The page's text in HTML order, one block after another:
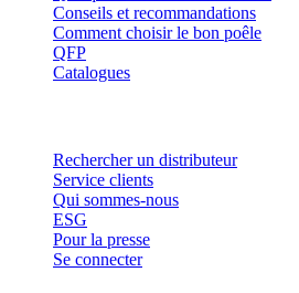
Conseils et recommandations
Comment choisir le bon poêle
QFP
Catalogues
Rechercher un distributeur
Service clients
Qui sommes-nous
ESG
Pour la presse
Se connecter